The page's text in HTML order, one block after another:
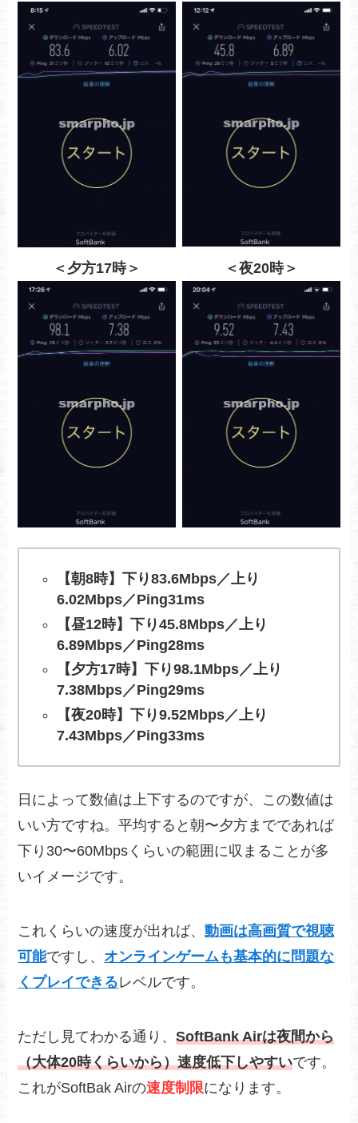
＜夕方17時＞ ＜夜20時＞
【朝8時】下り83.6Mbps／上り
6.02Mbps／Ping31ms
【昼12時】下り45.8Mbps／上り
6.89Mbps／Ping28ms
【夕方17時】下り98.1Mbps／上り
7.38Mbps／Ping29ms
【夜20時】下り9.52Mbps／上り
7.43Mbps／Ping33ms
日によって数値は上下するのですが、この数値は
いい方ですね。平均すると朝〜夕方までであれば
下り30〜60Mbpsくらいの範囲に収まることが多
いイメージです。
これくらいの速度が出れば、動画は高画質で視聴
可能ですし、 オンラインゲームも基本的に問題な
くプレイできるレベルです。
ただし見てわかる通り、SoftBank Airは夜間から
（大体20時くらいから）速度低下しやすいです。
これがSoftBak Airの速度制限になります。